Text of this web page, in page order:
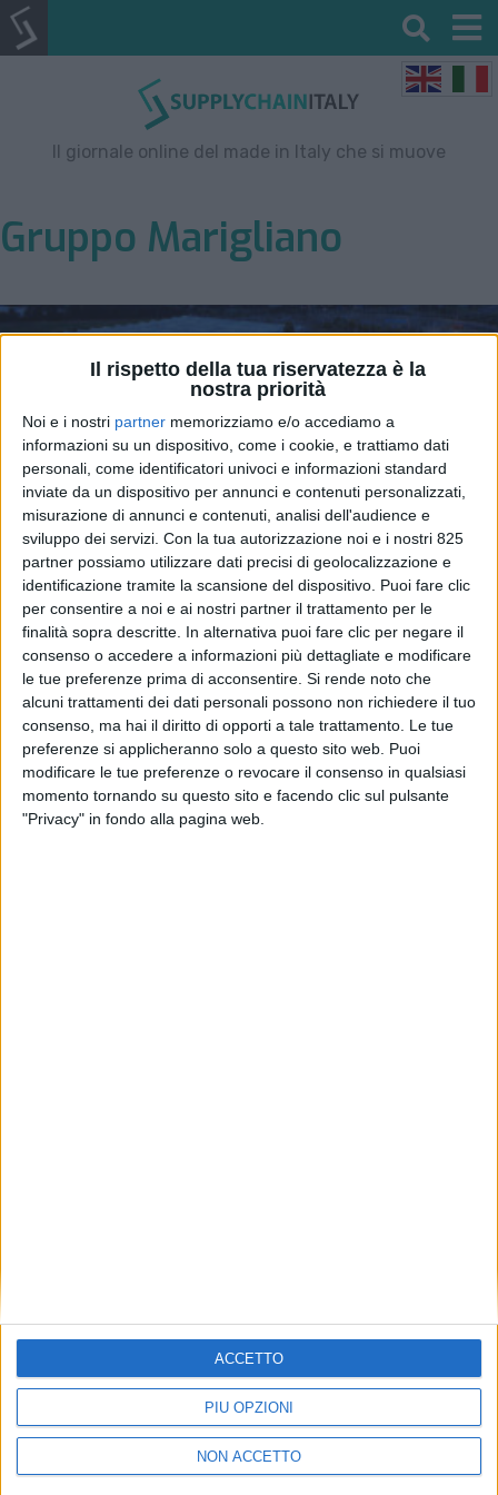
Il rispetto della tua riservatezza è la
nostra priorità
Noi e i nostri partner memorizziamo e/o accediamo a
informazioni su un dispositivo, come i cookie, e trattiamo dati
personali, come identificatori univoci e informazioni standard
inviate da un dispositivo per annunci e contenuti personalizzati,
misurazione di annunci e contenuti, analisi dell'audience e
sviluppo dei servizi. Con la tua autorizzazione noi e i nostri 825
partner possiamo utilizzare dati precisi di geolocalizzazione e
identificazione tramite la scansione del dispositivo. Puoi fare clic
per consentire a noi e ai nostri partner il trattamento per le
finalità sopra descritte. In alternativa puoi fare clic per negare il
consenso o accedere a informazioni più dettagliate e modificare
le tue preferenze prima di acconsentire. Si rende noto che
alcuni trattamenti dei dati personali possono non richiedere il tuo
consenso, ma hai il diritto di opporti a tale trattamento. Le tue
preferenze si applicheranno solo a questo sito web. Puoi
modificare le tue preferenze o revocare il consenso in qualsiasi
momento tornando su questo sito e facendo clic sul pulsante
"Privacy" in fondo alla pagina web.
PIÙ OPZIONI
NON ACCETTO
ACCETTO
Il giornale online del made in Italy che si muove
Gruppo Marigliano
Per Barcella Elettroforniture
un nuovo polo logistico da
oltre 50 milioni in provincia di
Bergamo
IMMOBILIARE 25 GIUGNO 2026